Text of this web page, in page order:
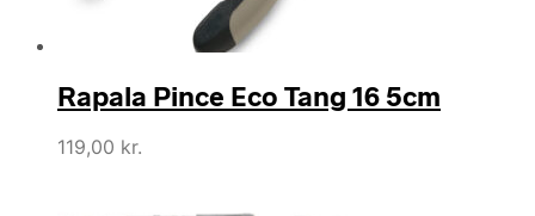
Rapala Pince Eco Tang 16 5cm
119,00 kr.